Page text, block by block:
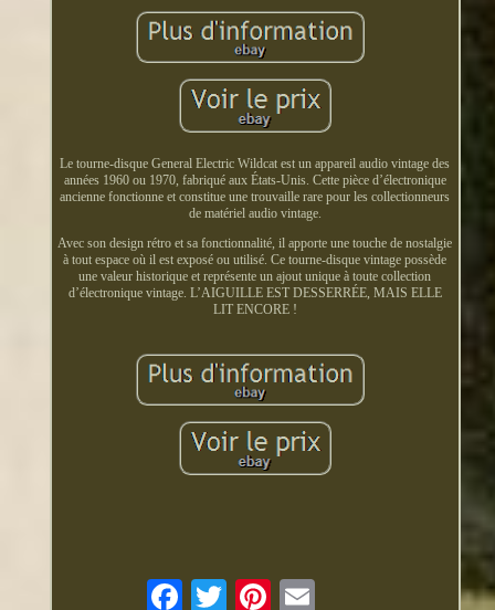
Le tourne-disque General Electric Wildcat est un appareil audio vintage des
années 1960 ou 1970, fabriqué aux États-Unis. Cette pièce d’électronique
ancienne fonctionne et constitue une trouvaille rare pour les collectionneurs
de matériel audio vintage.
Avec son design rétro et sa fonctionnalité, il apporte une touche de nostalgie
à tout espace où il est exposé ou utilisé. Ce tourne-disque vintage possède
une valeur historique et représente un ajout unique à toute collection
d’électronique vintage. L’AIGUILLE EST DESSERRÉE, MAIS ELLE
LIT ENCORE !